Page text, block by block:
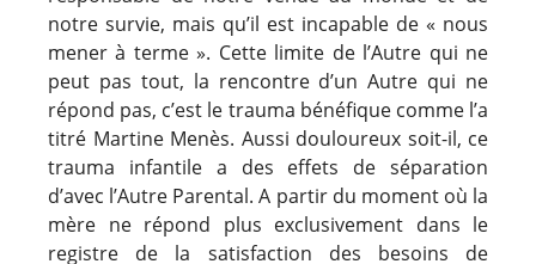
notre survie, mais qu’il est incapable de « nous
mener à terme ». Cette limite de l’Autre qui ne
peut pas tout, la rencontre d’un Autre qui ne
répond pas, c’est le trauma bénéfique comme l’a
titré Martine Menès. Aussi douloureux soit-il, ce
trauma infantile a des effets de séparation
d’avec l’Autre Parental. A partir du moment où la
mère ne répond plus exclusivement dans le
registre de la satisfaction des besoins de